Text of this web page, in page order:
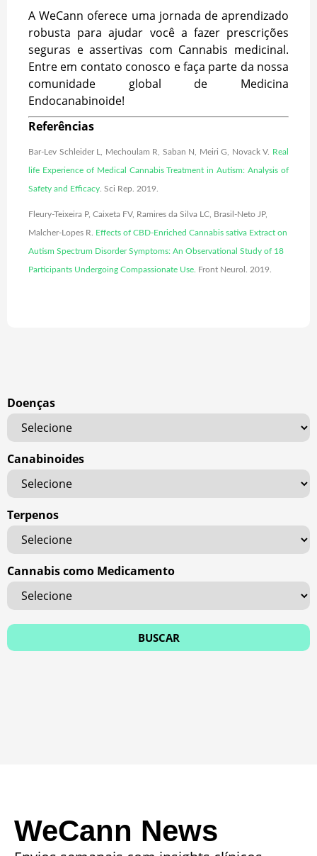
A WeCann oferece uma jornada de aprendizado
robusta para ajudar você a fazer prescrições
seguras e assertivas com Cannabis medicinal.
Entre em contato conosco e faça parte da nossa
comunidade global de Medicina
Endocanabinoide!
Referências
Bar-Lev Schleider L, Mechoulam R, Saban N, Meiri G, Novack V. Real
life Experience of Medical Cannabis Treatment in Autism: Analysis of
Safety and Efficacy . Sci Rep. 2019.
Fleury-Teixeira P, Caixeta FV, Ramires da Silva LC, Brasil-Neto JP,
Malcher-Lopes R. Effects of CBD-Enriched Cannabis sativa Extract on
Autism Spectrum Disorder Symptoms: An Observational Study of 18
Participants Undergoing Compassionate Use Front Neurol. 2019.
Doenças
Canabinoides
Terpenos
Cannabis como Medicamento
WeCann News